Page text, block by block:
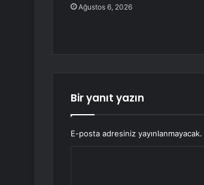
Ağustos 6, 2026
Bir yanıt yazın
E-posta adresiniz yayınlanmayacak.